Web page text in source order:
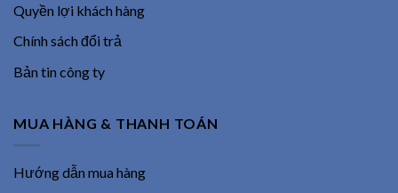
Quyền lợi khách hàng
Chính sách đổi trả
Bản tin công ty
MUA HÀNG & THANH TOÁN
Hướng dẫn mua hàng